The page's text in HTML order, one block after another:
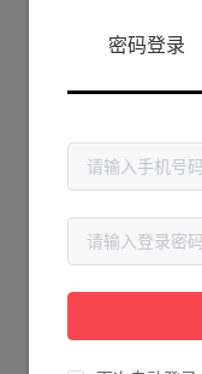
抱歉!
请检查您输入的网址是
密码登录